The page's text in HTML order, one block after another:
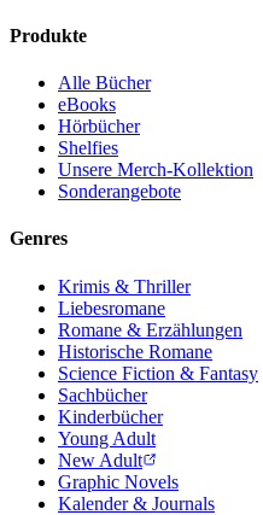
Produkte
Alle Bücher
eBooks
Hörbücher
Shelfies
Unsere Merch-Kollektion
Sonderangebote
Genres
Krimis & Thriller
Liebesromane
Romane & Erzählungen
Historische Romane
Science Fiction & Fantasy
Sachbücher
Kinderbücher
Young Adult
New Adult
Graphic Novels
Kalender & Journals